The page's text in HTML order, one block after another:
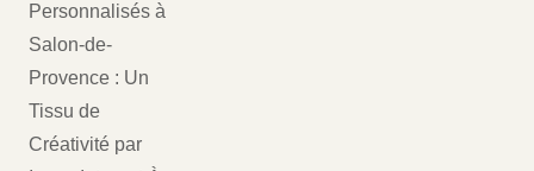
Personnalisés à
Salon-de-
Provence : Un
Tissu de
Créativité par